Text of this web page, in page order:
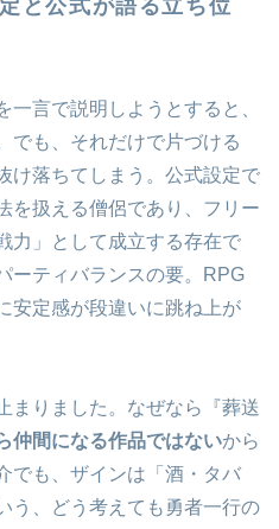
と公式が語る立ち位
言で説明しようとすると、
でも、それだけで片づける
け落ちてしまう。公式設定で
を扱える僧侶であり、フリー
力」として成立する存在で
ーティバランスの要。RPG
安定感が段違いに跳ね上が
まりました。なぜなら『葬送
仲間になる作品ではないから
でも、ザインは「酒・タバ
う、どう考えても勇者一行の